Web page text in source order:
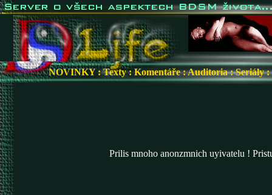
NOVINKY:Texty: Komentáře:Auditoria:Seriály:
Prilis mnoho anonzmnich uyivatelu !